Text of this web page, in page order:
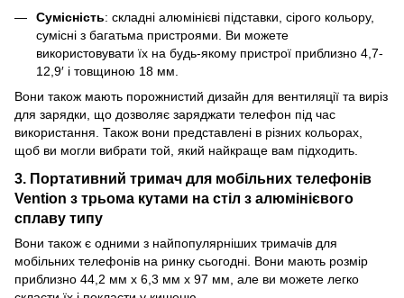
Сумісність: складні алюмінієві підставки, сірого кольору,
сумісні з багатьма пристроями. Ви можете
використовувати їх на будь-якому пристрої приблизно 4,7-
12,9′ і товщиною 18 мм.
Вони також мають порожнистий дизайн для вентиляції та виріз
для зарядки, що дозволяє заряджати телефон під час
використання. Також вони представлені в різних кольорах,
щоб ви могли вибрати той, який найкраще вам підходить.
3. Портативний тримач для мобільних телефонів
Vention з трьома кутами на стіл з алюмінієвого
сплаву типу
Вони також є одними з найпопулярніших тримачів для
мобільних телефонів на ринку сьогодні. Вони мають розмір
приблизно 44,2 мм х 6,3 мм х 97 мм, але ви можете легко